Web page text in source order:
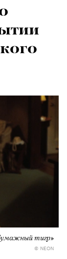
тигр»
© NEON